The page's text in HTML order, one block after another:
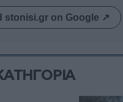
stonisi.gr on Google ↗